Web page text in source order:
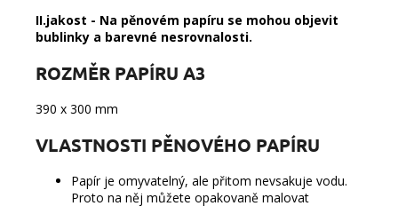
II.jakost - Na pěnovém papíru se mohou objevit
bublinky a barevné nesrovnalosti.
ROZMĚR PAPÍRU A3
390 x 300 mm
VLASTNOSTI PĚNOVÉHO PAPÍRU
Papír je omyvatelný, ale přitom nevsakuje vodu.
Proto na něj můžete opakovaně malovat